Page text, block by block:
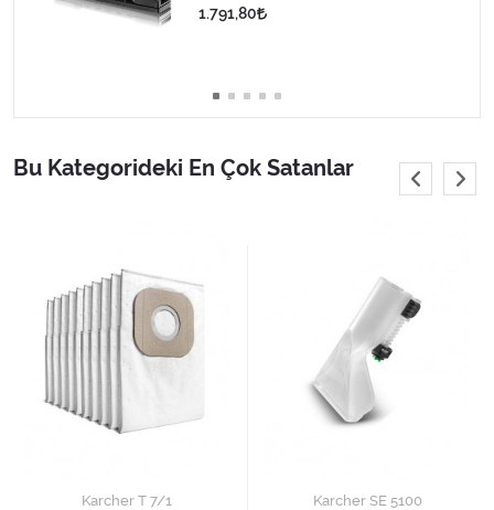
1.791,80
Bu Kategorideki En Çok Satanlar
Karcher T 7/1
Karcher SE 5100